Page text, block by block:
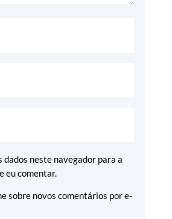
dados neste navegador para a
eu comentar.
sobre novos comentários por e-